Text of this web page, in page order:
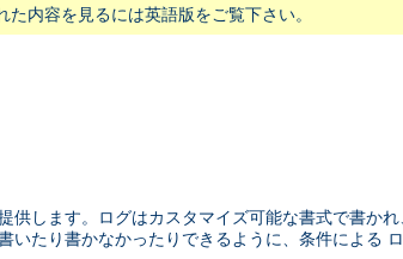
内容を見るには英語版をご覧下さい。
します。ログはカスタマイズ可能な書式で書か
たり書かなかったりできるように、条件による